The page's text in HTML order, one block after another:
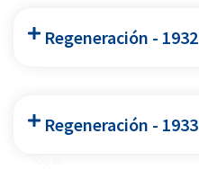
Regeneración - 1932
Regeneración - 1933